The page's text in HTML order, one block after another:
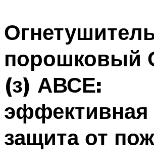
порошковый
(з) АВСЕ:
эффективная
защита от